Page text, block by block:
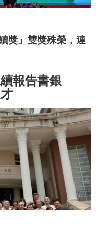
獎」雙獎殊榮，連
報告書銀